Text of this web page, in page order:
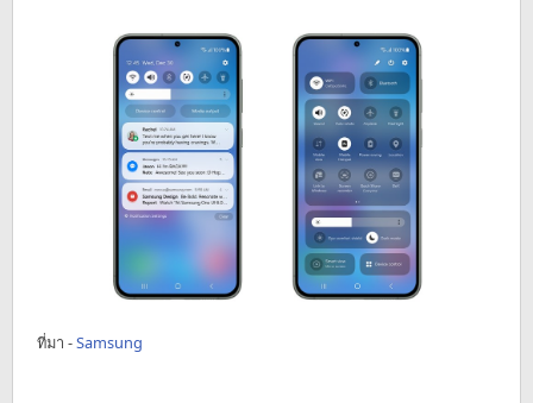
ที่มา -Samsung